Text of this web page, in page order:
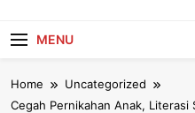
MENU
Home
Uncategorized
Cegah Pernikahan Anak, Literasi